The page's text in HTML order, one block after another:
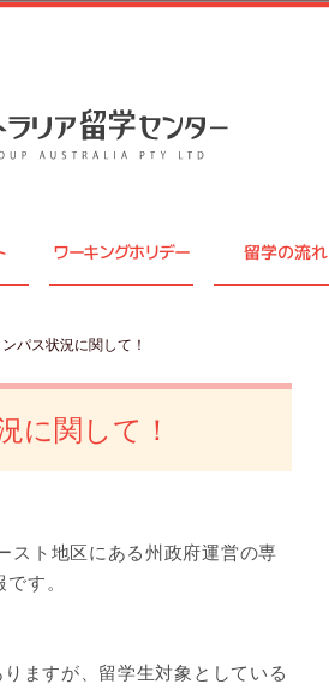
ワーキングホリデー 留学の流れ
パス状況に関して！
に関して！
スト地区にある州政府運営の専
す。
ますが、留学生対象としている